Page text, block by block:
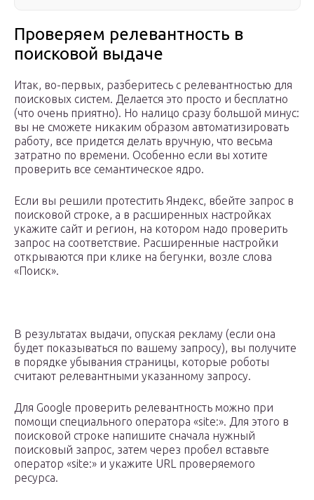
Проверяем релевантность в
поисковой выдаче
Итак, во-первых, разберитесь с релевантностью для
поисковых систем. Делается это просто и бесплатно
(что очень приятно). Но налицо сразу большой минус:
вы не сможете никаким образом автоматизировать
работу, все придется делать вручную, что весьма
затратно по времени. Особенно если вы хотите
проверить все семантическое ядро.
Если вы решили протестить Яндекс, вбейте запрос в
поисковой строке, а в расширенных настройках
укажите сайт и регион, на котором надо проверить
запрос на соответствие. Расширенные настройки
открываются при клике на бегунки, возле слова
«Поиск».
В результатах выдачи, опуская рекламу (если она
будет показываться по вашему запросу), вы получите
в порядке убывания страницы, которые роботы
считают релевантными указанному запросу.
Для Google проверить релевантность можно при
помощи специального оператора «site:». Для этого в
поисковой строке напишите сначала нужный
поисковый запрос, затем через пробел вставьте
оператор «site:» и укажите URL проверяемого
ресурса.